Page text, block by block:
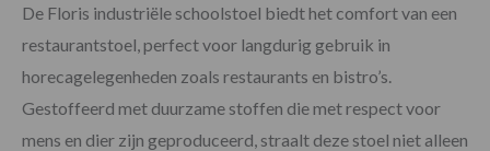
De Floris industriële schoolstoel biedt het comfort van een
restaurantstoel, perfect voor langdurig gebruik in
horecagelegenheden zoals restaurants en bistro’s.
Gestoffeerd met duurzame stoffen die met respect voor
mens en dier zijn geproduceerd, straalt deze stoel niet alleen